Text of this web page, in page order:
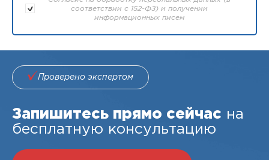
соответствии с 152-ФЗ) и получении
информационных писем
Проверено экспертом
Запишитесь прямо сейчас на
бесплатную консультацию